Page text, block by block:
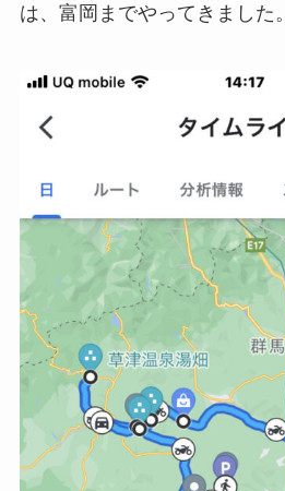
は、富岡までやってきました。